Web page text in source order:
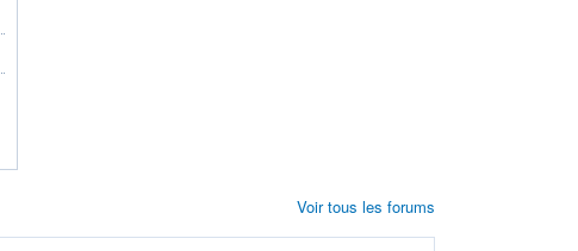
Voir tous les forums